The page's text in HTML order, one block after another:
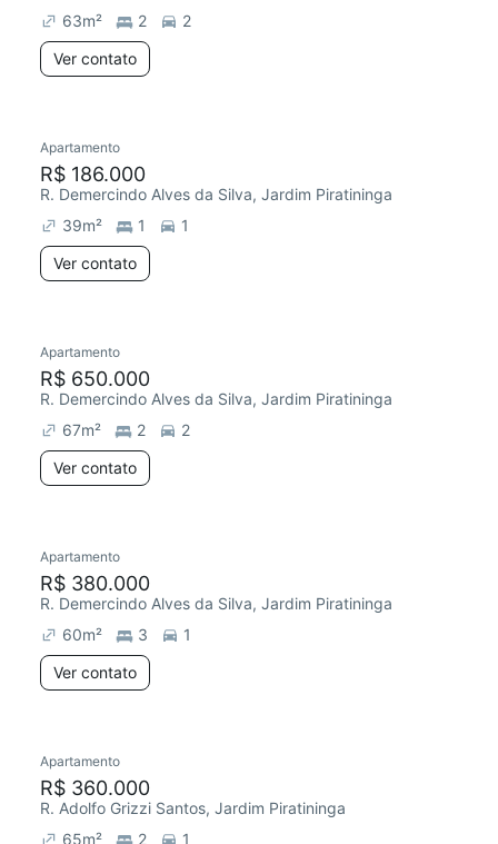
63m² 2
2
Ver contato
Apartamento
R$ 186.000
R. Demercindo Alves da Silva, Jardim Piratininga
39m² 1
1
Ver contato
Apartamento
R$ 650.000
R. Demercindo Alves da Silva, Jardim Piratininga
67m² 2
2
Ver contato
Apartamento
R$ 380.000
R. Demercindo Alves da Silva, Jardim Piratininga
60m² 3
1
Ver contato
Apartamento
R$ 360.000
R. Adolfo Grizzi Santos, Jardim Piratininga
65m² 2 1